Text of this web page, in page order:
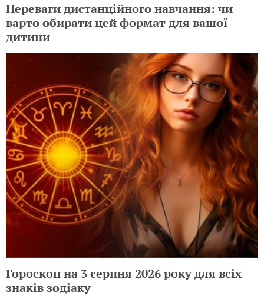
Переваги дистанційного навчання: чи
варто обирати цей формат для вашої
дитини
Гороскоп на 3 серпня 2026 року для всіх
знаків зодіаку